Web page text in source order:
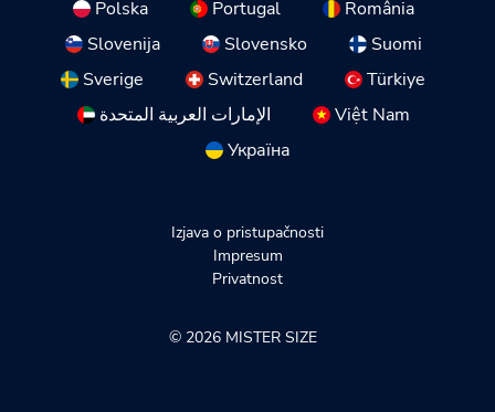
Polska
Portugal
România
Slovenija
Slovensko
Suomi
Sverige
Switzerland
Türkiye
الإمارات العربية المتحدة
Việt Nam
Україна
Izjava o pristupačnosti
Impresum
Privatnost
© 2026 MISTER SIZE